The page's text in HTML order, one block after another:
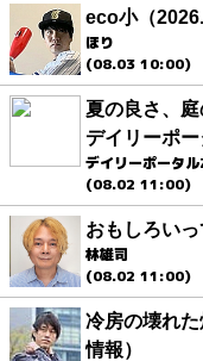
eco小（
ほり
(08.03 10:00)
夏の良さ、
デイリーポ
デイリーポータル
(08.02 11:00)
おもしろい
林雄司
(08.02 11:00)
冷房の壊れ
情報）